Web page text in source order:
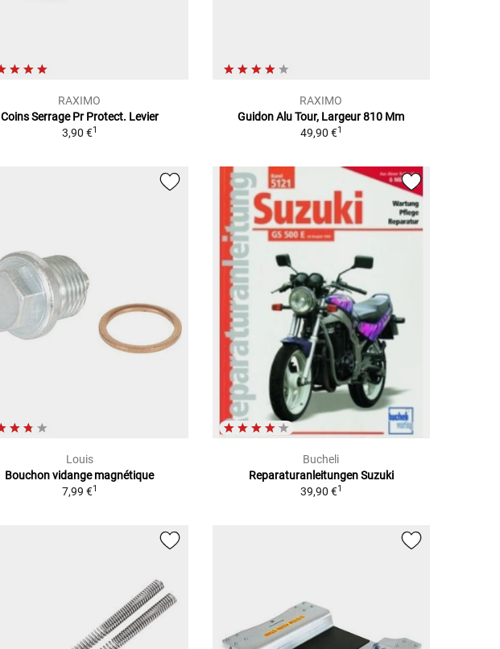
RAXIMO
Coins Serrage Pr Protect. Levier
3,90 €1
RAXIMO
Guidon Alu Tour, Largeur 810 Mm
49,90 €1
Louis
Bouchon vidange magnétique
7,99 €1
Bucheli
Reparaturanleitungen Suzuki
39,90 €1